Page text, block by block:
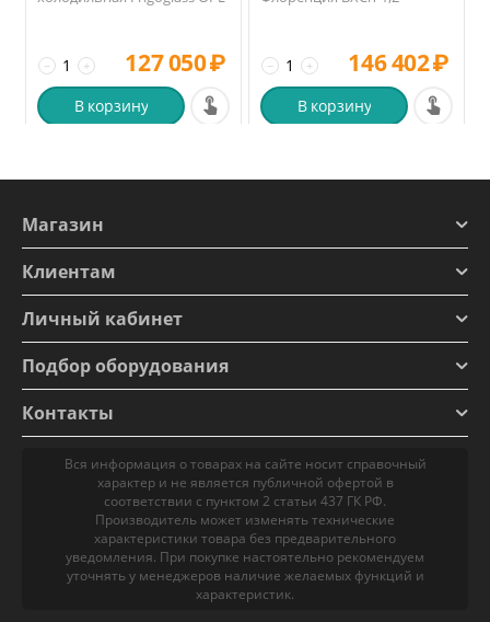
+
− 127 050₽
В корзину
+
− 146 402₽
В корзину
Магазин
Клиентам
Личный кабинет
Подбор оборудования
Контакты
Вся информация о товарах на сайте носит справочный
характер и не является публичной офертой в
соответствии с пунктом 2 статьи 437 ГК РФ.
Производитель может изменять технические
характеристики товара без предварительного
уведомления. При покупке настоятельно рекомендуем
уточнять у менеджеров наличие желаемых функций и
характеристик.